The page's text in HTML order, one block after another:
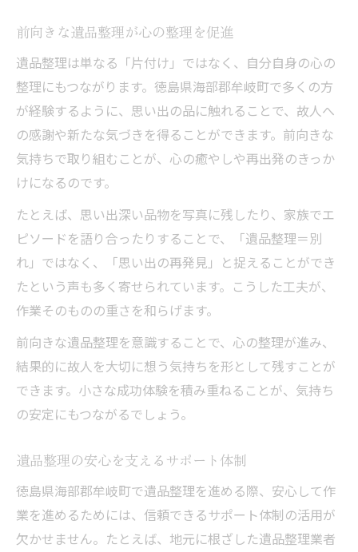
前向きな遺品整理が心の整理を促進
遺品整理は単なる「片付け」ではなく、自分自身の心の
整理にもつながります。徳島県海部郡牟岐町で多くの方
が経験するように、思い出の品に触れることで、故人へ
の感謝や新たな気づきを得ることができます。前向きな
気持ちで取り組むことが、心の癒やしや再出発のきっか
けになるのです。
たとえば、思い出深い品物を写真に残したり、家族でエ
ピソードを語り合ったりすることで、「遺品整理＝別
れ」ではなく、「思い出の再発見」と捉えることができ
たという声も多く寄せられています。こうした工夫が、
作業そのものの重さを和らげます。
前向きな遺品整理を意識することで、心の整理が進み、
結果的に故人を大切に想う気持ちを形として残すことが
できます。小さな成功体験を積み重ねることが、気持ち
の安定にもつながるでしょう。
遺品整理の安心を支えるサポート体制
徳島県海部郡牟岐町で遺品整理を進める際、安心して作
業を進めるためには、信頼できるサポート体制の活用が
欠かせません。たとえば、地元に根ざした遺品整理業者